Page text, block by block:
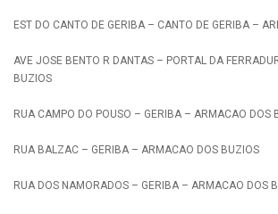
EST DO CANTO DE GERIBA – CANTO DE GERIBA –
AVE JOSE BENTO R DANTAS – PORTAL DA
BUZIOS
RUA CAMPO DO POUSO – GERIBA – ARMACAO DOS
RUA BALZAC – GERIBA – ARMACAO DOS BUZIOS
RUA DOS NAMORADOS – GERIBA – ARMACAO DOS